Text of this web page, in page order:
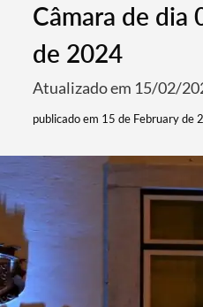
Câmara de dia
de 2024
Atualizado em 15/02/
publicado em 15 de February de